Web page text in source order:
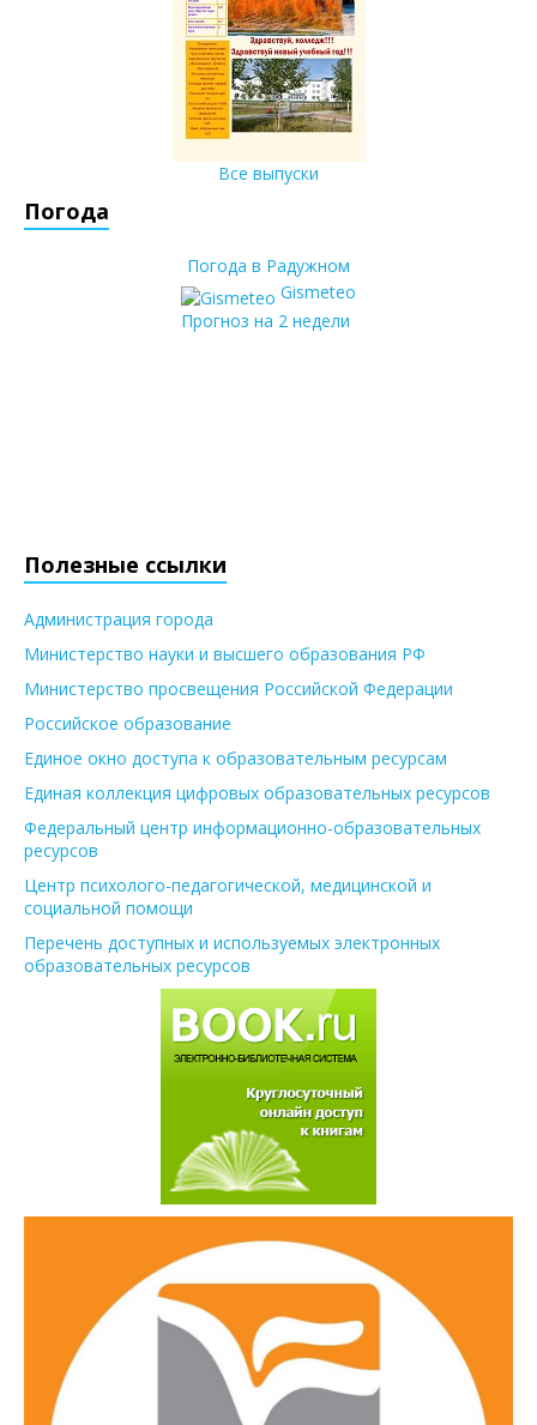
Все выпуски
Погода
Погода в Радужном
Gismeteo
Прогноз на 2 недели
Полезные ссылки
Администрация города
Министерство науки и высшего образования РФ
Министерство просвещения Российской Федерации
Российское образование
Единое окно доступа к образовательным ресурсам
Единая коллекция цифровых образовательных ресурсов
Федеральный центр информационно-образовательных
ресурсов
Центр психолого-педагогической, медицинской и
социальной помощи
Перечень доступных и используемых электронных
образовательных ресурсов